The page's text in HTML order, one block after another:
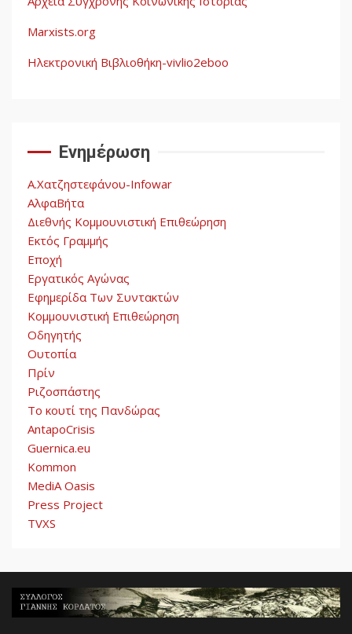
Η ένδεια της σοσιαλιστικής
Απουσία Ιστορικής
5
Αυγή: Μαρξισμός και Εθνική
Απελευθέρωση
Marxists.org
Ηλεκτρονική Βιβλιοθήκη-vivlio2eboo
Ενημέρωση
Α.Χατζηστεφάνου-Infowar
ΑλφαΒήτα
Διεθνής Κομμουνιστική Επιθεώρηση
Εκτός Γραμμής
Εποχή
Εργατικός Αγώνας
Εφημερίδα Των Συντακτών
Κομμουνιστική Επιθεώρηση
Οδηγητής
Ουτοπία
Πρίν
Ριζοσπάστης
Το κουτί της Πανδώρας
AntapoCrisis
Guernica.eu
Kommon
MediA Oasis
Press Project
TVXS